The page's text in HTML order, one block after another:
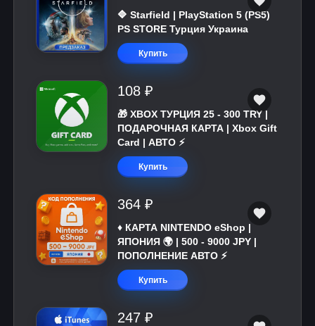
🔷 Starfield | PlayStation 5 (PS5)
PS STORE Турция Украина
Купить
108 ₽
🎁 XBOX ТУРЦИЯ 25 - 300 TRY |
ПОДАРОЧНАЯ КАРТА | Xbox Gift
Card | АВТО ⚡
Купить
364 ₽
♦️ КАРТА NINTENDO eShop |
ЯПОНИЯ 🌍 | 500 - 9000 JPY |
ПОПОЛНЕНИЕ АВТО ⚡
Купить
247 ₽